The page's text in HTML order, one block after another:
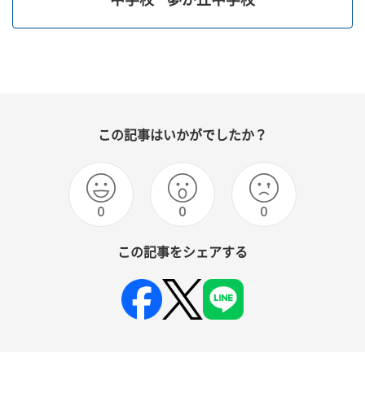
この記事はいかがでしたか？
0 0 0
この記事をシェアする